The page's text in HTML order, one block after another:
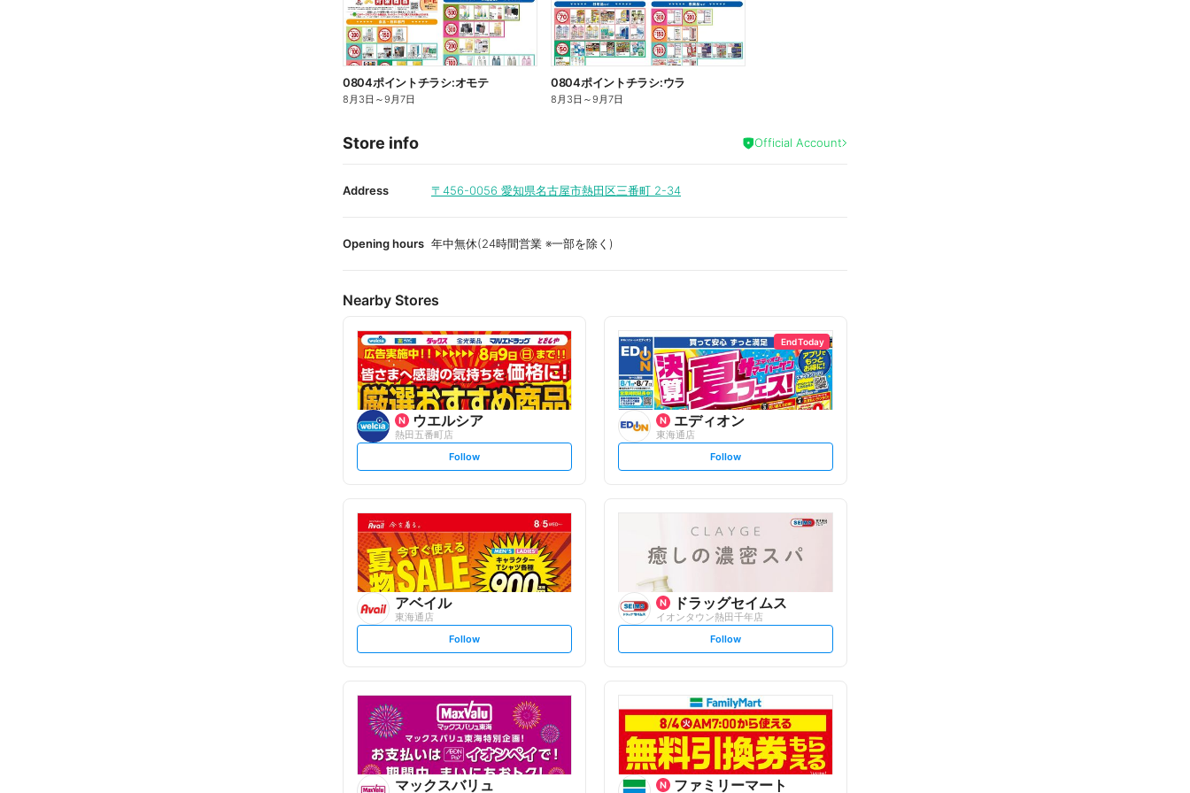
0804ポイントチラシ:オモテ
8月3日 ～9月7日
0804ポイントチラシ:ウラ
8月3日 ～9月7日
Store info Official Account
Address 〒456-0056 愛知県名古屋市熱田区三番町 2-34
Opening hours 年中無休(24時間営業 ※一部を除く)
Nearby Stores
ウエルシア
熱田五番町店
s
t
l
w
Follow
End Today
エディオン
東海通店
s
t
l
w
Follow
アベイル
東海通店
s
t
l
o
w
Follow
ドラッグセイムス
イオンタウン熱田千年店
s
t
l
o
w
Follow
マックスバリュ ファミリーマート